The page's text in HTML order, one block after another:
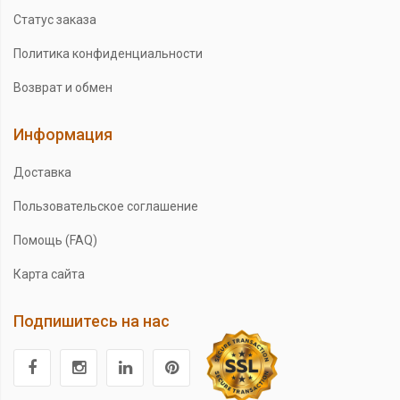
Статус заказа
Политика конфиденциальности
Возврат и обмен
Информация
Доставка
Пользовательское соглашение
Помощь (FAQ)
Карта сайта
Подпишитесь на нас